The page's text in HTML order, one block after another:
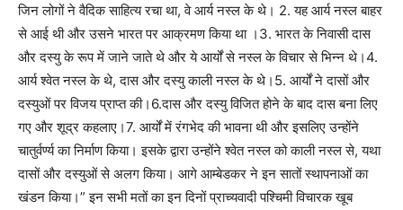
जिन लोगों ने वैदिक साहित्य रचा था, वे आर्य नस्ल के थे। 2. यह आर्य नस्ल बाहर
से आई थी और उसने भारत पर आक्रमण किया था ।3. भारत के निवासी दास
और दस्यु के रूप में जाने जाते थे और ये आर्यों से नस्ल के विचार से भिन्न थे।4.
आर्य श्वेत नस्ल के थे, दास और दस्यु काली नस्ल के थे।5. आर्यों ने दासों और
दस्युओं पर विजय प्राप्त की।6.दास और दस्यु विजित होने के बाद दास बना लिए
गए और शूद्र कहलाए।7. आर्यों में रंगभेद की भावना थी और इसलिए उन्होंने
चातुर्वर्ण्य का निर्माण किया। इसके द्वारा उन्होंने श्वेत नस्ल को काली नस्ल से, यथा
दासों और दस्युओं से अलग किया। आगे आम्बेडकर ने इन सातों स्थापनाओं का
खंडन किया।” इन सभी मतों का इन दिनों प्राच्यवादी पश्चिमी विचारक खूब